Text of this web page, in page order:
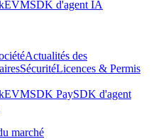
SDK d'agent IA
Actualités des
SécuritéLicences & Permis
SDK PaySDK d'agent
marché